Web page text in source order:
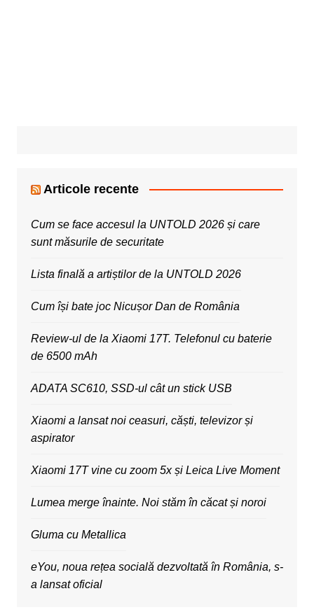
Articole recente
Cum se face accesul la UNTOLD 2026 și care
sunt măsurile de securitate
Lista finală a artiștilor de la UNTOLD 2026
Cum își bate joc Nicușor Dan de România
Review-ul de la Xiaomi 17T. Telefonul cu baterie
de 6500 mAh
ADATA SC610, SSD-ul cât un stick USB
Xiaomi a lansat noi ceasuri, căști, televizor și
aspirator
Xiaomi 17T vine cu zoom 5x și Leica Live Moment
Lumea merge înainte. Noi stăm în căcat și noroi
Gluma cu Metallica
eYou, noua rețea socială dezvoltată în România, s-
a lansat oficial